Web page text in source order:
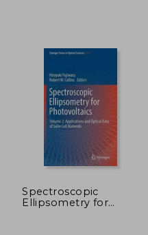
$ 213.52
Spectroscopic
Ellipsometry for